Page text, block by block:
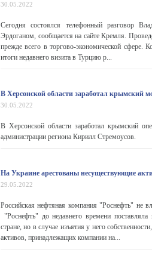
30.05.2022
Сегодня состоялся телефонный разговор
Эрдоганом, сообщаетcя на сайте Кремля.
прежде всего в торгово-экономической сфере.
итоги недавнего визита в Турцию р...
В Херсонской области заработал крымский
30.05.2022
В Херсонской области заработал крымский
администрации региона Кирилл Стремоусов.
На Украине арестованы несуществующие
29.05.2022
Российская нефтяная компания "Роснефть" не
"Роснефть" до недавнего времени
стране, но в случае изъятия у него
активов, принадлежащих компании на...